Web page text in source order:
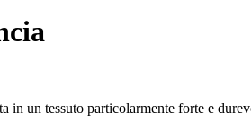
in un tessuto particolarmente forte e